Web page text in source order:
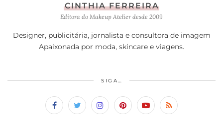
CINTHIA FERREIRA
Editora do Makeup Atelier desde 2009
Designer, publicitária, jornalista e consultora de imagem
Apaixonada por moda, skincare e viagens.
SIGA…